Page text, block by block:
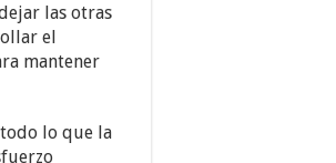
las otras
el
mantener
lo que la